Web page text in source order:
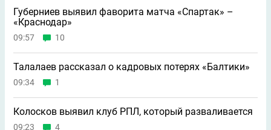
Губерниев выявил фаворита матча «Спартак» –
«Краснодар»
09:57 10
Талалаев рассказал о кадровых потерях «Балтики»
09:34 1
Колосков выявил клуб РПЛ, который разваливается
09:23 4